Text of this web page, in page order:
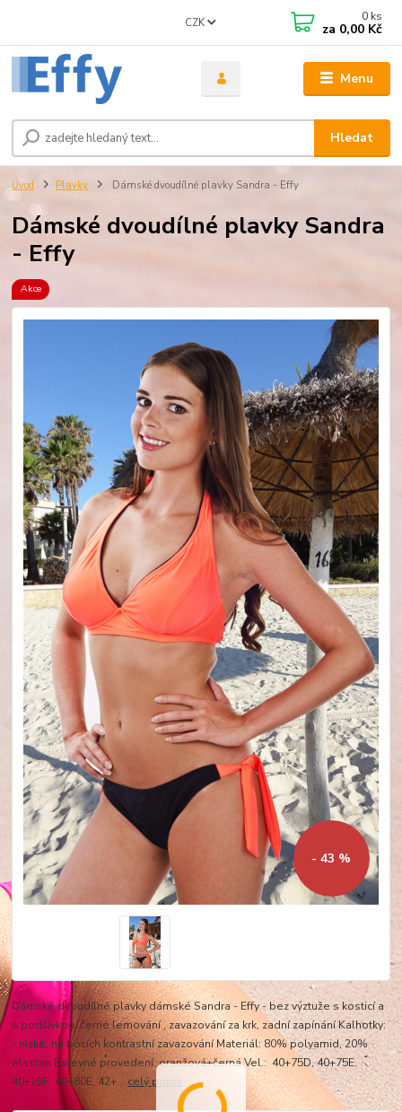
Menu
CZK
Hledat
0 ks
za 0,00 Kč
Úvod Plavky Dámské dvoudílné plavky Sandra - Effy
Dámské dvoudílné plavky Sandra
- Effy
Akce
- 43 %
Dámské dvoudílné plavky dámské Sandra - Effy - bez výztuže s kosticí a
s podšívkou, černé lemování , zavazování za krk, zadní zapínání Kalhotky:
- nízké, na bocích kontrastní zavazování Materiál: 80% polyamid, 20%
elastan Barevné provedení: oranžová+černá Vel.: 40+75D, 40+75E,
40+75F, 40+80E, 42+... celý popis